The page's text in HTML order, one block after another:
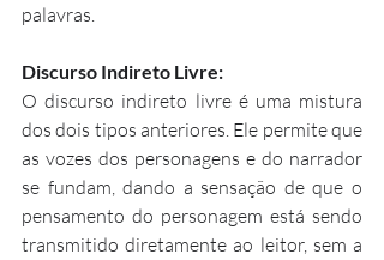
palavras.
Discurso Indireto Livre:
O discurso indireto livre é uma mistura
dos dois tipos anteriores. Ele permite que
as vozes dos personagens e do narrador
se fundam, dando a sensação de que o
pensamento do personagem está sendo
transmitido diretamente ao leitor, sem a